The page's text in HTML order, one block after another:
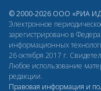
© 2000-2026 ООО «РИА
Электронное
зарегистрировано в
информационных
26 октября 2017 г.
Любое использование
редакции.
Правовая информация и